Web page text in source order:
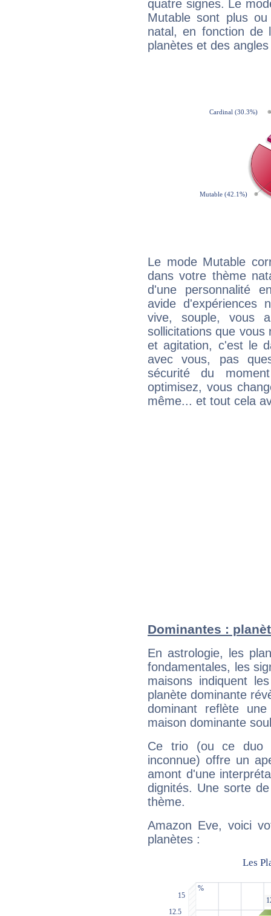
quatre signes. Le
Mutable sont plus
natal, en fonction de
planètes et des
Le mode Mutable
dans votre thème
d'une personnalité
avide d'expériences
vive, souple, vous
sollicitations que vous
et agitation, c'est le
avec vous, pas
sécurité du
optimisez, vous
même... et tout cela
Dominantes :
En astrologie, les
fondamentales, les
maisons indiquent
planète dominante
dominant reflète
maison dominante
Ce trio (ou ce duo
inconnue) offre un
amont d'une
dignités. Une sorte
thème.
Amazon Eve, voici
planètes :